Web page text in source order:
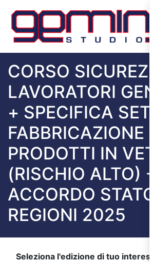
CORSO
LAVORATORI
+ SPECIFICA
FABBRICAZIONE
PRODOTTI IN
(RISCHIO ALTO) -
ACCORDO STATO
REGIONI 2025